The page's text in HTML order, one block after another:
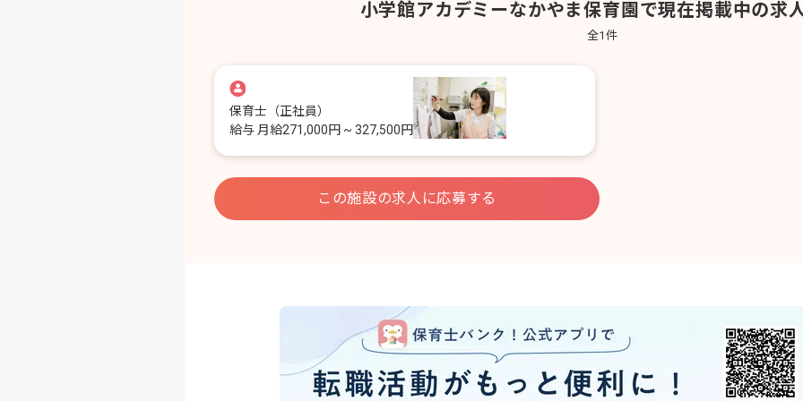
小学館アカデミーなかやま保育園で現在掲載中の求
全1 件
保育士 （正社員）
給与 月給271,000円 ~ 327,500円
この施設の求人に応募する